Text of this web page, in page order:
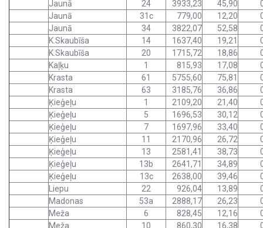
Jaunā 24 3933,23 45,90
Jaunā
31c 779,00 12,20
Jaunā
34 3822,07 52,58
K.Skaubīša
14 1637,40 19,21
K.Skaubīša
20 1715,72 18,86
Kaļķu
1 815,93 17,08
Krasta
61 5755,60 75,81
Krasta
63 3185,76 36,86
Ķieģeļu
1 2109,20 21,40
Ķieģeļu
5 1696,53 30,12
Ķieģeļu
7 1697,96 33,40
Ķieģeļu
11 2170,96 26,72
Ķieģeļu
13 2581,41 38,73
Ķieģeļu
13b 2641,71 34,89
Ķieģeļu
13c 2638,00 39,46
Liepu
22 926,04 13,89
Madonas
53a 2888,17 26,23
Meža
6 828,45 12,16
Meža
10 860,30 16,38